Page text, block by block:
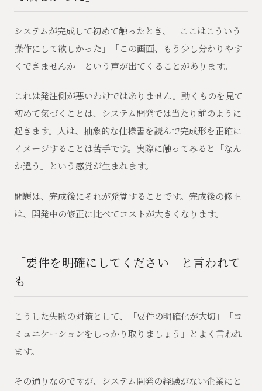
システムが完成して初めて触ったとき、「ここはこういう
操作にして欲しかった」「この画面、もう少し分かりやす
くできませんか」という声が出てくることがあります。
これは発注側が悪いわけではありません。動くものを見て
初めて気づくことは、システム開発では当たり前のように
起きます。人は、抽象的な仕様書を読んで完成形を正確に
イメージすることは苦手です。実際に触ってみると「なん
か違う」という感覚が生まれます。
問題は、完成後にそれが発覚することです。完成後の修正
は、開発中の修正に比べてコストが大きくなります。
「要件を明確にしてください」と言われて
も
こうした失敗の対策として、「要件の明確化が大切」「コ
ミュニケーションをしっかり取りましょう」とよく言われ
ます。
その通りなのですが、システム開発の経験がない企業にと